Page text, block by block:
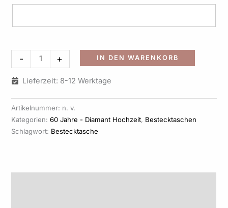
- + IN DEN WARENKORB
Lieferzeit: 8-12 Werktage
Artikelnummer: n. v.
Kategorien:60 Jahre - Diamant Hochzeit, Bestecktaschen
Schlagwort: Bestecktasche